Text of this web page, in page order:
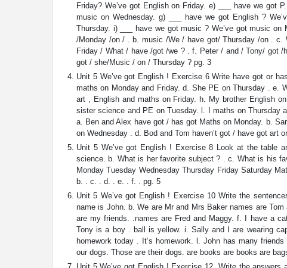
Friday? We’ve got English on Friday. e) ___ have we got
music on Wednesday. g) ___ have we got English ?
Thursday. i) ___ have we got music ? We’ve got music
/Monday /on / . b. music /We / have got/ Thursday /on .
Friday / What / have /got /we ? . f. Peter / and / Tony/ got
got / she/Music / on / Thursday ? pg. 3
Unit 5 We’ve got English ! Exercise 6 Write have got or
maths on Monday and Friday. d. She PE on Thursday . e.
art , English and maths on Friday. h. My brother English
sister science and PE on Tuesday. l. I maths on Thursday
a. Ben and Alex have got / has got Maths on Monday. b.
on Wednesday . d. Bod and Tom haven’t got / have got art
Unit 5 We’ve got English ! Exercise 8 Look at the
science. b. What is her favorite subject ? . c. What is his
Monday Tuesday Wednesday Thursday Friday Saturday
b. . c. . d. . e. . f. . pg. 5
Unit 5 We’ve got English ! Exercise 10 Write the
name is John. b. We are Mr and Mrs Baker names are
are my friends. .names are Fred and Maggy. f. I have a
Tony is a boy . ball is yellow. i. Sally and I are wearing
homework today . It’s homework. l. John has many
our dogs. Those are their dogs. are books are books are